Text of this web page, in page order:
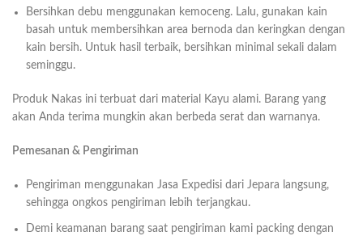
Bersihkan debu menggunakan kemoceng. Lalu, gunakan kain
basah untuk membersihkan area bernoda dan keringkan dengan
kain bersih. Untuk hasil terbaik, bersihkan minimal sekali dalam
seminggu.
Produk Nakas ini terbuat dari material Kayu alami. Barang yang
akan Anda terima mungkin akan berbeda serat dan warnanya.
Pemesanan & Pengiriman
Pengiriman menggunakan Jasa Expedisi dari Jepara langsung,
sehingga ongkos pengiriman lebih terjangkau.
Demi keamanan barang saat pengiriman kami packing dengan